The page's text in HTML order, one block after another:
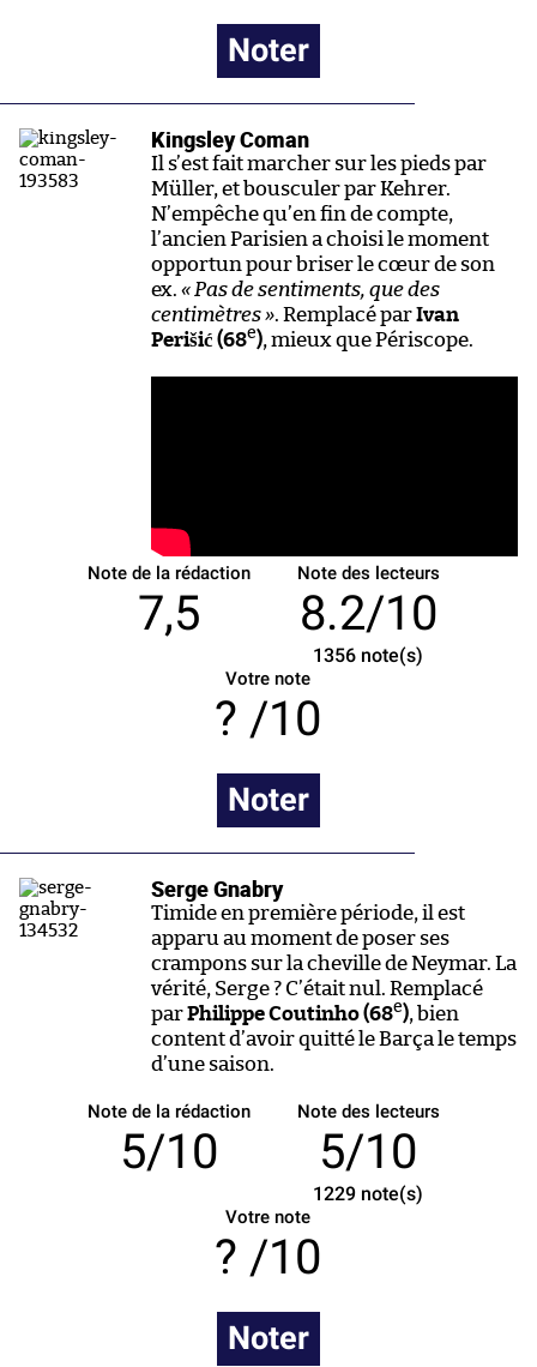
Noter
Kingsley Coman
Il s’est fait marcher sur les pieds par
Müller, et bousculer par Kehrer.
N’empêche qu’en fin de compte,
l’ancien Parisien a choisi le moment
opportun pour briser le cœur de son
ex. « Pas de sentiments, que des
centimètres ». Remplacé parIvan
Perišić (68e), mieux que Périscope.
Note de la rédaction
7,5
Note des lecteurs
8.2/10
1356 note(s)
Votre note
/10
Noter
Serge Gnabry
Timide en première période, il est
apparu au moment de poser ses
crampons sur la cheville de Neymar. La
vérité, Serge ? C’était nul. Remplacé
parPhilippe Coutinho (68e), bien
content d’avoir quitté le Barça le temps
d’une saison.
Note de la rédaction
5/10
Note des lecteurs
5/10
1229 note(s)
Votre note
/10
Noter